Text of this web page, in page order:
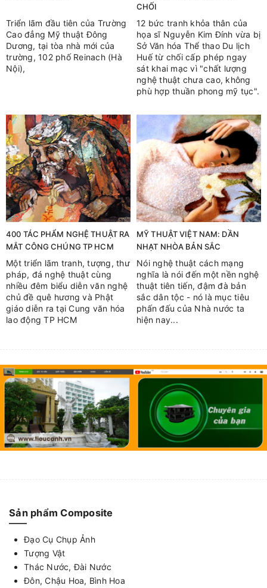
Triển lãm đầu tiên của Trường
Cao đẳng Mỹ thuật Đông
Dương, tại tòa nhà mới của
trường, 102 phố Reinach (Hà
Nội),
CHỐI
12 bức tranh khỏa thân của
họa sĩ Nguyễn Kim Đính vừa bị
Sở Văn hóa Thể thao Du lịch
Huế từ chối cấp phép ngay
sát khai mạc vì "chất lượng
nghệ thuật chưa cao, không
phù hợp thuần phong mỹ tục".
400 TÁC PHẨM NGHỆ THUẬT RA
MẮT CÔNG CHÚNG TP HCM
Một triển lãm tranh, tượng, thư
pháp, đá nghệ thuật cùng
nhiều đêm biểu diễn văn nghệ
chủ đề quê hương và Phật
giáo diễn ra tại Cung văn hóa
lao động TP HCM
MỸ THUẬT VIỆT NAM: DẦN
NHẠT NHÒA BẢN SẮC
Nói nghệ thuật cách mạng
nghĩa là nói đến một nền nghệ
thuật tiên tiến, đậm đà bản
sắc dân tộc - nó là mục tiêu
phấn đấu của Nhà nước ta
hiện nay...
Sản phẩm Composite
Đạo Cụ Chụp Ảnh
Tượng Vật
Thác Nước, Đài Nước
Đôn, Chậu Hoa, Bình Hoa